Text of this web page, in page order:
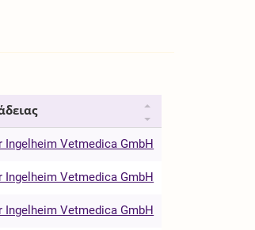
Ingelheim Vetmedica GmbH
Ingelheim Vetmedica GmbH
Ingelheim Vetmedica GmbH